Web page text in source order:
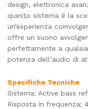
design, elettronica
questo sistema è la
un’esperienza
offre un suono
perfettamente a
potenza dell’audio di
Specifiche Tecniche
Sistema: Active bass
Risposta in frequenza: